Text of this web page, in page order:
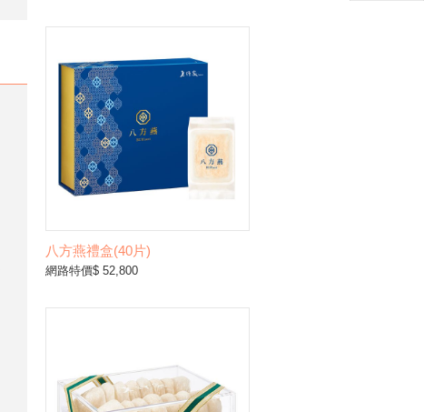
八方燕禮盒(40片)
網路特價$ 52,800